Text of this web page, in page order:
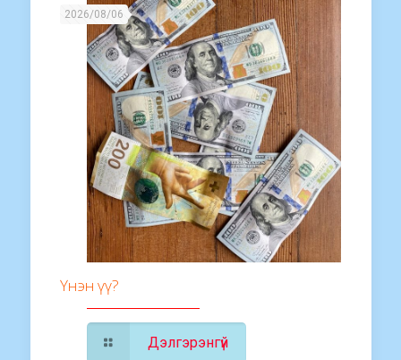
2026/08/06
Үнэн үү?
Дэлгэрэнгүй